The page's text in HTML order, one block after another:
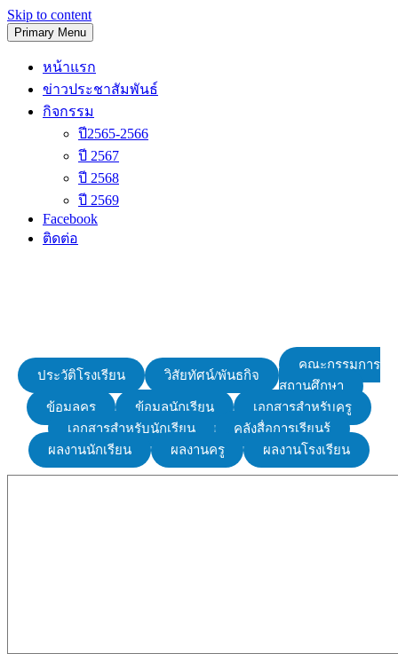
Skip to content
Primary Menu
หน้าแรก
ข่าวประชาสัมพันธ์
กิจกรรม
ปี2565-2566
ปี 2567
ปี 2568
ปี 2569
Facebook
ติดต่อ
ประวัติโรงเรียน วิสัยทัศน์/พันธกิจ
คณะกรรมการ
สถานศึกษา
ข้อมูลครู
ข้อมูลนักเรียน
เอกสารสำหรับครู
เอกสารสำหรับนักเรียน
คลังสื่อการเรียนรู้
ผลงานนักเรียน
ผลงานครู ผลงานโรงเรียน